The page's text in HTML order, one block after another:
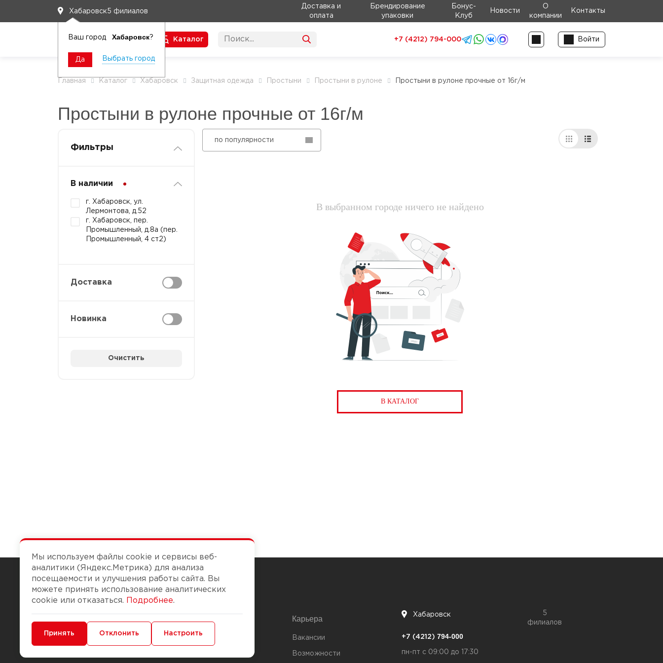
Хабаровск5 филиалов
Ваш город Хабаровск?
Да Выбрать город
Доставка и
оплата
Брендирование
упаковки
Бонус-
Клуб
Новости
О
компании
Контакты
Каталог +7 (4212) 794-000 Войти
Главная Каталог Хабаровск Защитная одежда Простыни Простыни в рулоне Простыни в рулоне прочные от 16г/м
Простыни в рулоне прочные от 16г/м
Фильтры
В наличии
г. Хабаровск, ул.
Лермонтова, д.52
г. Хабаровск, пер.
Промышленный, д.8а (пер.
Промышленный, 4 ст2)
Доставка
Новинка
Очистить
по популярности
В выбранном городе ничего не найдено
В КАТАЛОГ
Чтобы вам легко работалось
Доставка и оплата
Карьера
Вакансии
Возможности
Хабаровск
5
филиалов
+7 (4212) 794-000
пн-пт с 09:00 до 17:30
Мы используем файлы cookie и сервисы веб-
аналитики (Яндекс.Метрика) для анализа
посещаемости и улучшения работы сайта. Вы
можете принять использование аналитических
cookie или отказаться.
Подробнее.
Минимальные Функциональные/Аналитические
Принять Отклонить Настроить